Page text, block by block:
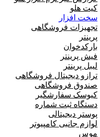
کیت هلو
سخت افزار
تجهیزات فروشگاهی
پرینتر
بارکدخوان
فیش پرینتر
لیبل پرینتر
ترازو دیجیتال فروشگاهی
صندوق فروشگاهی
کیوسک سفارشگیر
دستگاه ثبت شماره
پوستر دیجیتالی
لوازم جانبی کامپیوتر
موس